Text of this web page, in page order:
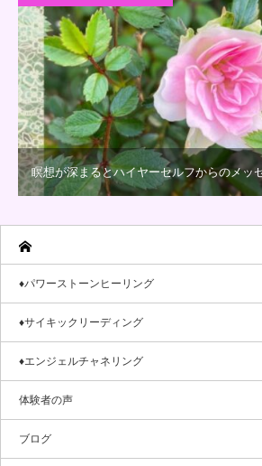
瞑想が深まるとハイヤーセルフからのメッ
♦パワーストーンヒーリング
♦サイキックリーディング
♦エンジェルチャネリング
体験者の声
ブログ